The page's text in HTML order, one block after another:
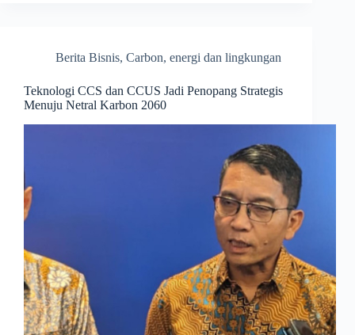
Berita Bisnis, Carbon, energi dan lingkungan
Teknologi CCS dan CCUS Jadi Penopang Strategis
Menuju Netral Karbon 2060